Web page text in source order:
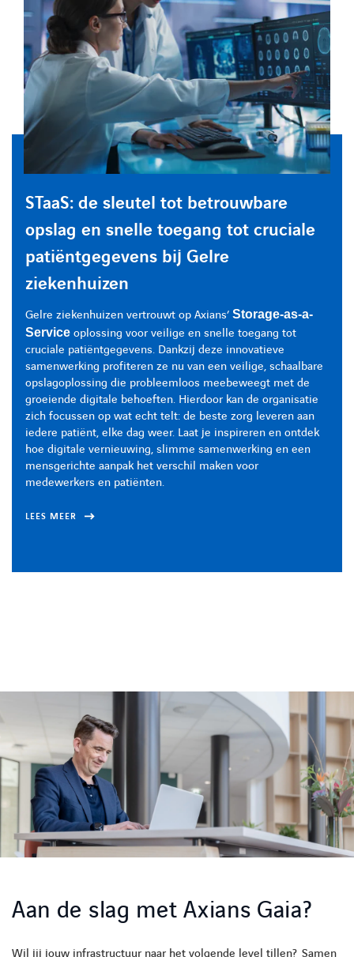
STaaS: de sleutel tot betrouwbare
opslag en snelle toegang tot cruciale
patiëntgegevens bij Gelre
ziekenhuizen
Gelre ziekenhuizen vertrouwt op Axians’ Storage-as-a-
Service oplossing voor veilige en snelle toegang tot
cruciale patiëntgegevens. Dankzij deze innovatieve
samenwerking profiteren ze nu van een veilige, schaalbare
opslagoplossing die probleemloos meebeweegt met de
groeiende digitale behoeften. Hierdoor kan de organisatie
zich focussen op wat echt telt: de beste zorg leveren aan
iedere patiënt, elke dag weer. Laat je inspireren en ontdek
hoe digitale vernieuwing, slimme samenwerking en een
mensgerichte aanpak het verschil maken voor
medewerkers en patiënten.
LEES MEER
STaaS: de sleutel tot betrouwbare
opslag en snelle toegang tot cruciale
patiëntgegevens bij Gelre
ziekenhuizen
Gelre ziekenhuizen vertrouwt op Axians’ Storage-as-a-
Service oplossing voor veilige en snelle toegang tot
cruciale patiëntgegevens. Dankzij deze innovatieve
samenwerking profiteren ze nu van een veilige, schaalbare
opslagoplossing die probleemloos meebeweegt met de
groeiende digitale behoeften. Hierdoor kan de organisatie
zich focussen op wat echt telt: de beste zorg leveren aan
iedere patiënt, elke dag weer. Laat je inspireren en ontdek
hoe digitale vernieuwing, slimme samenwerking en een
mensgerichte aanpak het verschil maken voor
medewerkers en patiënten.
LEES MEER
STaaS: de sleutel tot betrouwbare
opslag en snelle toegang tot cruciale
patiëntgegevens bij Gelre
ziekenhuizen
Gelre ziekenhuizen vertrouwt op Axians’ Storage-as-a-
Service oplossing voor veilige en snelle toegang tot
cruciale patiëntgegevens. Dankzij deze innovatieve
samenwerking profiteren ze nu van een veilige, schaalbare
opslagoplossing die probleemloos meebeweegt met de
groeiende digitale behoeften. Hierdoor kan de organisatie
zich focussen op wat echt telt: de beste zorg leveren aan
iedere patiënt, elke dag weer. Laat je inspireren en ontdek
hoe digitale vernieuwing, slimme samenwerking en een
mensgerichte aanpak het verschil maken voor
medewerkers en patiënten.
LEES MEER
Aan de slag met Axians Gaia?
Wil jij jouw infrastructuur naar het volgende level tillen? Samen